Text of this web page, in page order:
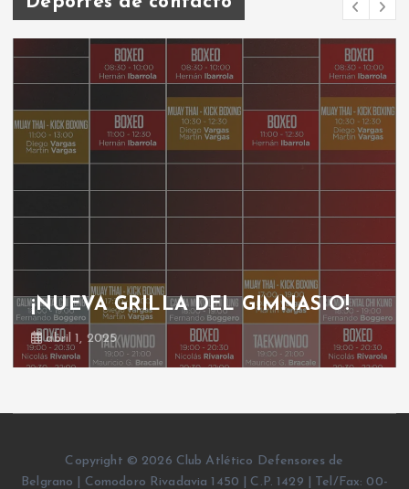
¡NUEVA GRILLA DEL GIMNASIO!
abril 1, 2025
Copyright © 2026 Club Atlético Defensores de
Belgrano | Comodoro Rivadavia 1450 | C.P. 1429 | Tel/Fax: 00-